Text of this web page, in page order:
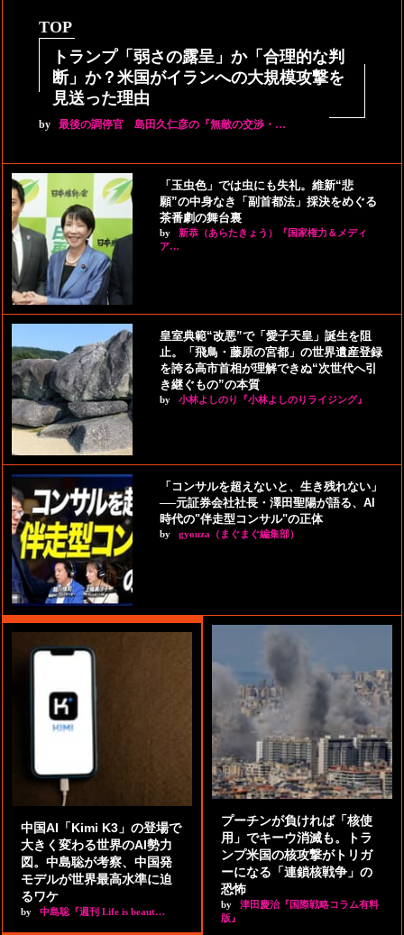
TOP
トランプ「弱さの露呈」か「合理的な判
断」か？米国がイランへの大規模攻撃を
見送った理由
by 最後の調停官 島田久仁彦の『無敵の交渉・…
「玉虫色」では虫にも失礼。維新“悲
願”の中身なき「副首都法」採決をめぐる
茶番劇の舞台裏
by
新恭（あらたきょう）『国家権力＆メディ
ア…
皇室典範“改悪”で「愛子天皇」誕生を阻
止。「飛鳥・藤原の宮都」の世界遺産登録
を誇る高市首相が理解できぬ“次世代へ引
き継ぐもの”の本質
by 小林よしのり『小林よしのりライジング』
「コンサルを超えないと、生き残れない」
──元証券会社社長・澤田聖陽が語る、AI
時代の"伴走型コンサル"の正体
by gyouza（まぐまぐ編集部）
中国AI「Kimi K3」の登場で
大きく変わる世界のAI勢力
図。中島聡が考察、中国発
モデルが世界最高水準に迫
るワケ
by 中島聡『週刊 Life is beaut…
プーチンが負ければ「核使
用」でキーウ消滅も。トラ
ンプ米国の核攻撃がトリガ
ーになる「連鎖核戦争」の
恐怖
by
津田慶治『国際戦略コラム有料
版』